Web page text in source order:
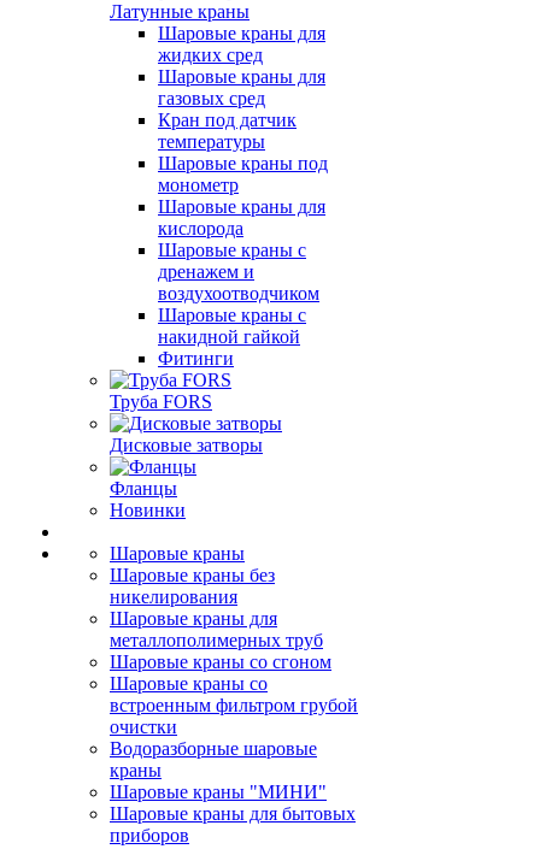
Латунные краны
Шаровые краны для
жидких сред
Шаровые краны для
газовых сред
Кран под датчик
температуры
Шаровые краны под
монометр
Шаровые краны для
кислорода
Шаровые краны с
дренажем и
воздухоотводчиком
Шаровые краны с
накидной гайкой
Фитинги
Труба FORS
Дисковые затворы
Фланцы
Новинки
Шаровые краны
Шаровые краны без
никелирования
Шаровые краны для
металлополимерных труб
Шаровые краны со сгоном
Шаровые краны со
встроенным фильтром грубой
очистки
Водоразборные шаровые
краны
Шаровые краны "МИНИ"
Шаровые краны для бытовых
приборов